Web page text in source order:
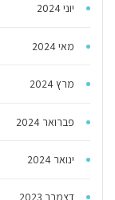
יוני 2024
מאי 2024
מרץ 2024
פברואר 2024
ינואר 2024